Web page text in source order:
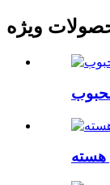
ویژه
هسته